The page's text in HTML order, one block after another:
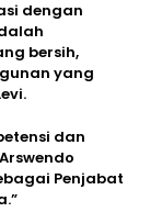
dengan
bersih,
yang
dan
Penjabat